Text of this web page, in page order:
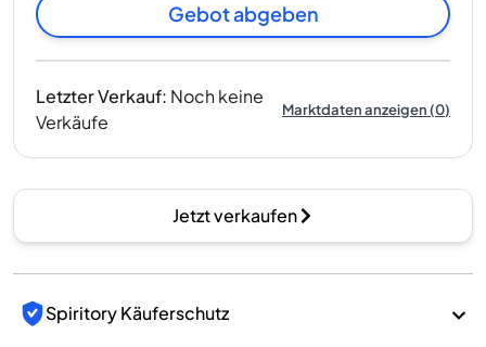
Gebot abgeben
Letzter Verkauf: Noch keine
Verkäufe
Marktdaten anzeigen(0)
Jetzt verkaufen
Spiritory Käuferschutz